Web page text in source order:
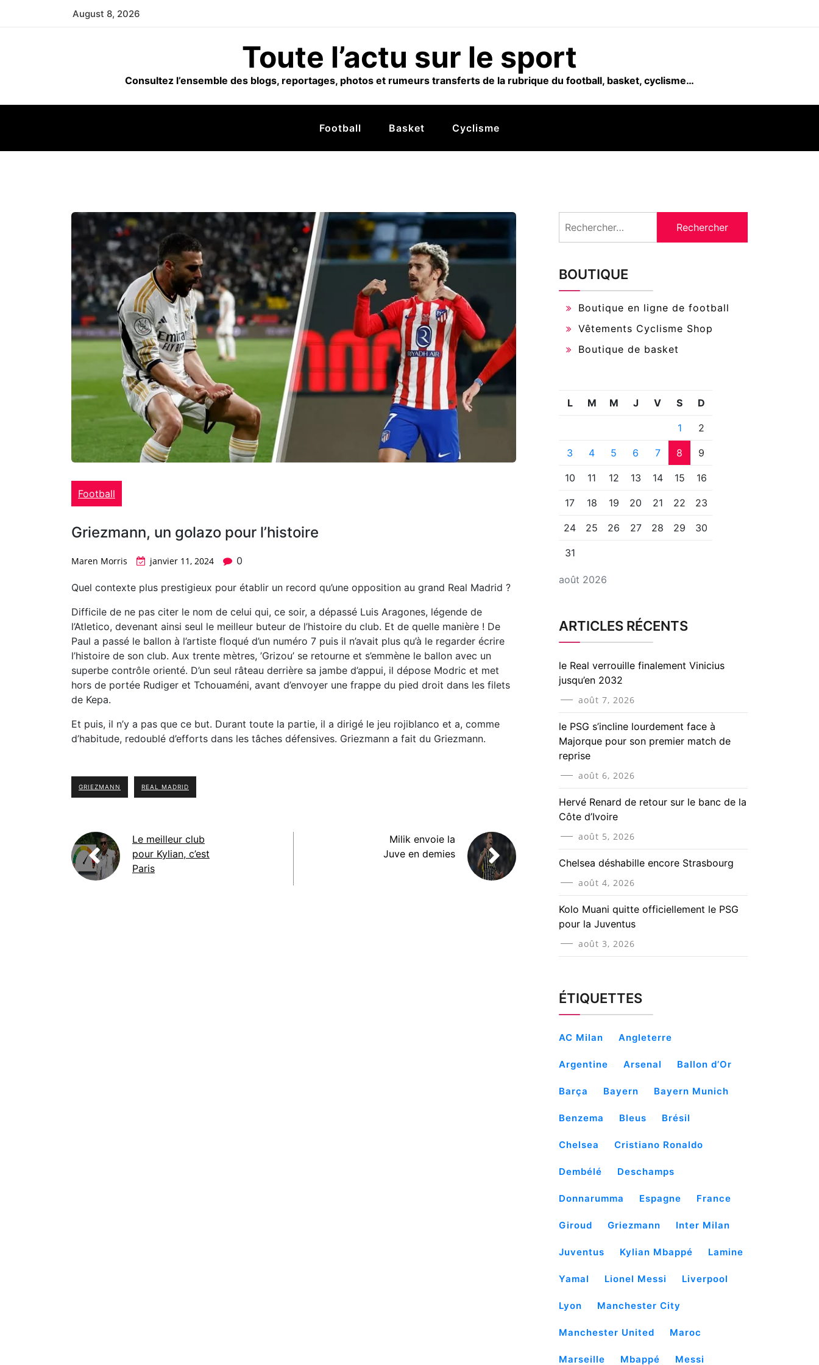
August 8, 2026
Toute l’actu sur le sport
Consultez l’ensemble des blogs, reportages, photos et rumeurs transferts de la rubrique du football, basket, cyclisme…
Football Basket Cyclisme
Football
Griezmann, un golazo pour l’histoire
Maren Morris janvier 11, 2024 0
Quel contexte plus prestigieux pour établir un record qu’une opposition au grand Real Madrid ?
Difficile de ne pas citer le nom de celui qui, ce soir, a dépassé Luis Aragones, légende de
l’Atletico, devenant ainsi seul le meilleur buteur de l’histoire du club. Et de quelle manière ! De
Paul a passé le ballon à l’artiste floqué d’un numéro 7 puis il n’avait plus qu’à le regarder écrire
l’histoire de son club. Aux trente mètres, ’Grizou’ se retourne et s’emmène le ballon avec un
superbe contrôle orienté. D’un seul râteau derrière sa jambe d’appui, il dépose Modric et met
hors de portée Rudiger et Tchouaméni, avant d’envoyer une frappe du pied droit dans les filets
de Kepa.
Et puis, il n’y a pas que ce but. Durant toute la partie, il a dirigé le jeu rojiblanco et a, comme
d’habitude, redoublé d’efforts dans les tâches défensives. Griezmann a fait du Griezmann.
GRIEZMANN REAL MADRID
Le meilleur club
pour Kylian, c’est
Paris
Milik envoie la
Juve en demies
BOUTIQUE
Boutique en ligne de football
Vêtements Cyclisme Shop
Boutique de basket
août 2026
L M M J V S D
1 2
3 4 5 6 7 8 9
10 11 12 13 14 15 16
17 18 19 20 21 22 23
24 25 26 27 28 29 30
31
ARTICLES RÉCENTS
le Real verrouille finalement Vinicius
jusqu’en 2032
août 7, 2026
le PSG s’incline lourdement face à
Majorque pour son premier match de
reprise
août 6, 2026
Hervé Renard de retour sur le banc de la
Côte d’Ivoire
août 5, 2026
Chelsea déshabille encore Strasbourg
août 4, 2026
Kolo Muani quitte officiellement le PSG
pour la Juventus
août 3, 2026
ÉTIQUETTES
AC Milan Angleterre
Argentine Arsenal Ballon d’Or
Barça Bayern Bayern Munich
Benzema Bleus Brésil
Chelsea Cristiano Ronaldo
Dembélé Deschamps
Donnarumma Espagne France
Giroud Griezmann Inter Milan
Juventus Kylian Mbappé Lamine
Yamal Lionel Messi Liverpool
Lyon Manchester City
Manchester United Maroc
Marseille Mbappé Messi